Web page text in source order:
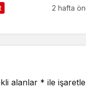
2 hafta
alanlar * ile